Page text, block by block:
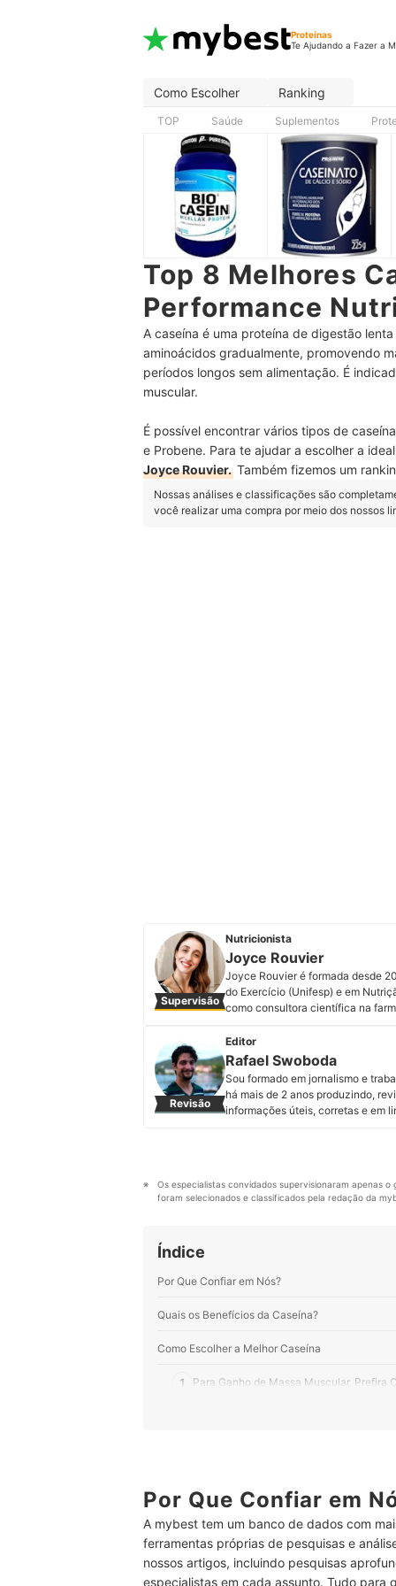
Proteínas
Te Ajudando a Fazer a
Como Escolher Ranking
TOP Saúde Suplementos
Top 8 Melhores
Performance
A caseína é uma proteína de digestão
aminoácidos gradualmente, promovendo
períodos longos sem alimentação. É
muscular.
É possível encontrar vários tipos de
e Probene. Para te ajudar a escolher a
Joyce Rouvier. Também fizemos um
Nossas análises e classificações são
você realizar uma compra por meio dos nossos
Supervisão
Nutricionista
Joyce Rouvier
Joyce Rouvier é formada desde
do Exercício (Unifesp) e em
como consultora científica na
perfil do Instagram. Os contatos
Perfil de Joyce Rouvier
Revisão
Editor
Rafael Swoboda
Sou formado em jornalismo e
há mais de 2 anos produzindo,
informações úteis, corretas e em
Os especialistas convidados supervisionaram apenas
foram selecionados e classificados pela redação da
Índice
Por Que Confiar em Nós?
Quais os Benefícios da Caseína?
Como Escolher a Melhor Caseína
1 Para Ganho de Massa Muscular, Prefira
4 Se Busca uma Opção para Usar em
5 Se For Tomar Caseína Só 2 a 3 Vezes
Top 8 Melhores Caseínas
Por Que Confiar em
A mybest tem um banco de dados com
ferramentas próprias de pesquisas e
nossos artigos, incluindo pesquisas
especialistas em cada assunto. Tudo